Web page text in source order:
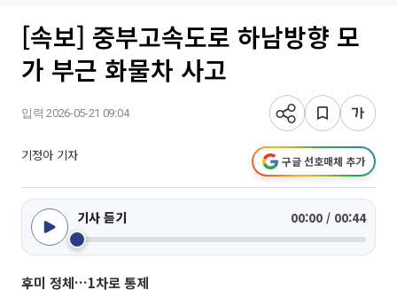
[속보] 중부고속도로 하남방향 모
가 부근 화물차 사고
입력 2026-05-21 09:04
기정아 기자 구글 선호매체 추가
기사 듣기 00:00 / 00:44
후미 정체…1차로 통제